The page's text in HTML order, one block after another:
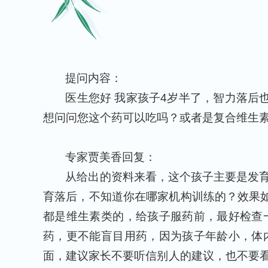
提问内容：
医生您好 我家孩子4岁半了，智力落后
想问问您这个药可以吃吗？或者是复合维生
专家贾美香回复：
从给出的资料来看，这个孩子主要是发
育落后，不知道你在哪家机构训练的？效
都是维生素类的，给孩子服药前，最好检
药，更不能盲目用药，因为孩子年龄小，
面，建议家长不要听信别人的建议，也不要